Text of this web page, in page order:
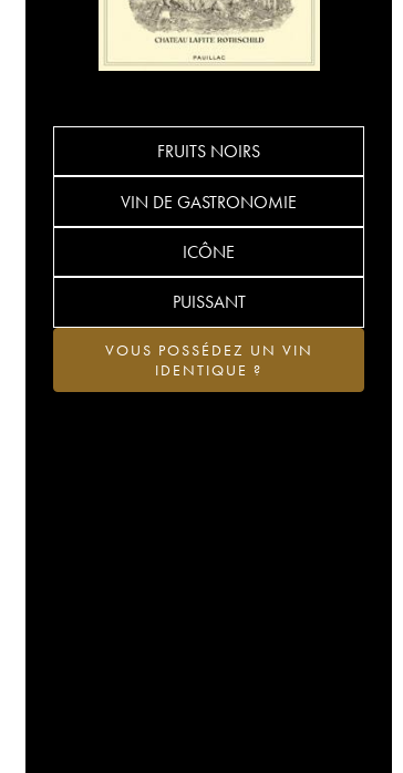
FRUITS NOIRS
VIN DE GASTRONOMIE
ICÔNE
PUISSANT
VOUS POSSÉDEZ UN VIN
IDENTIQUE ?